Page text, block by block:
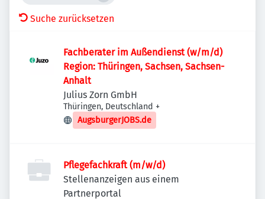
Suche zurücksetzen
Fachberater im Außendienst (w/m/d)
Region: Thüringen, Sachsen, Sachsen-
Anhalt
Julius Zorn GmbH
Thüringen, Deutschland +
AugsburgerJOBS.de
Pflegefachkraft (m/w/d)
Stellenanzeigen aus einem
Partnerportal